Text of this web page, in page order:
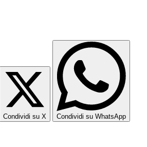
Condividi su X Condividi su WhatsApp